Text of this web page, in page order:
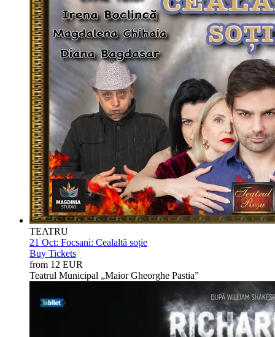
TEATRU
21 Oct: Focsani: Cealaltă soție
Buy Tickets
from 12 EUR
Teatrul Municipal „Maior Gheorghe Pastia”